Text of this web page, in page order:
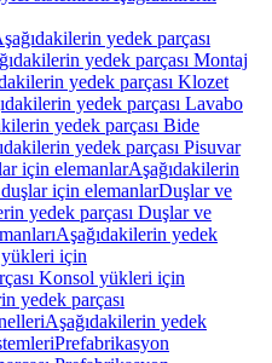
yedek parçası
yedek parçası Montaj
yedek parçası Klozet
yedek parçası Lavabo
yedek parçası Bide
yedek parçası Pisuvar
için elemanlarAşağıdakilerin
için elemanlarDuşlar ve
yedek parçası Duşlar ve
Aşağıdakilerin yedek
için
Konsol yükleri için
yedek parçası
Aşağıdakilerin yedek
Prefabrikasyon